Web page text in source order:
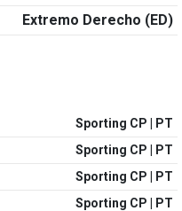
Extremo Derecho (ED)
Sporting CP | PT
Sporting CP | PT
Sporting CP | PT
Sporting CP | PT